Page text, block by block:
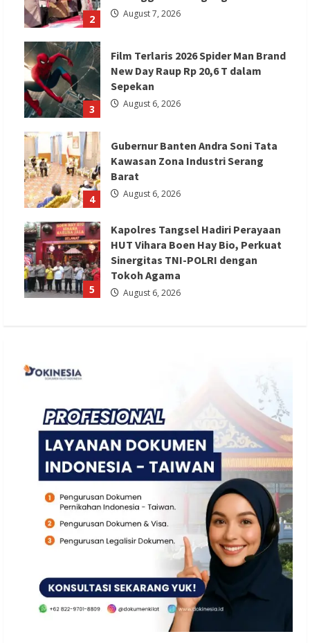
2 August 7, 2026
3
Film Terlaris 2026 Spider Man Brand
New Day Raup Rp 20,6 T dalam
Sepekan
August 6, 2026
4
Gubernur Banten Andra Soni Tata
Kawasan Zona Industri Serang
Barat
August 6, 2026
5
Kapolres Tangsel Hadiri Perayaan
HUT Vihara Boen Hay Bio, Perkuat
Sinergitas TNI-POLRI dengan
Tokoh Agama
August 6, 2026